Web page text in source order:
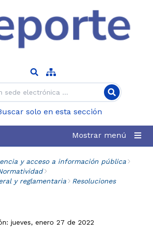
solo en esta sección
Mostrar menú
y acceso a información pública
y reglamentaria
Resoluciones
jueves, enero 27 de 2022